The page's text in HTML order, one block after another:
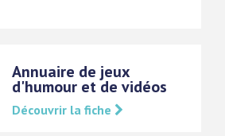
Annuaire de jeux
d'humour et de vidéos
Découvrir la fiche